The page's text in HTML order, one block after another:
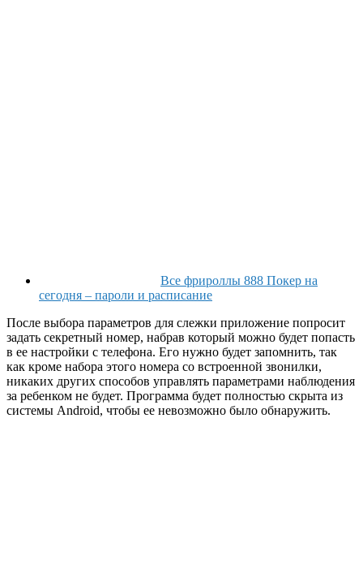
Все фрироллы 888 Покер на
сегодня – пароли и расписание
После выбора параметров для слежки приложение попросит
задать секретный номер, набрав который можно будет попасть
в ее настройки с телефона. Его нужно будет запомнить, так
как кроме набора этого номера со встроенной звонилки,
никаких других способов управлять параметрами наблюдения
за ребенком не будет. Программа будет полностью скрыта из
системы Android, чтобы ее невозможно было обнаружить.